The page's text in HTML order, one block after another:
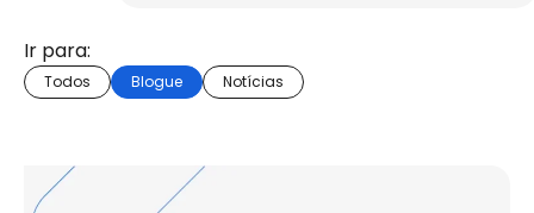
Ir para:
Todos Blogue Notícias